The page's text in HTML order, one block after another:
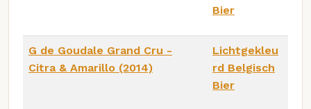
Bier
G de Goudale Grand Cru -
Citra & Amarillo (2014)
Lichtgekleu
rd Belgisch
Bier